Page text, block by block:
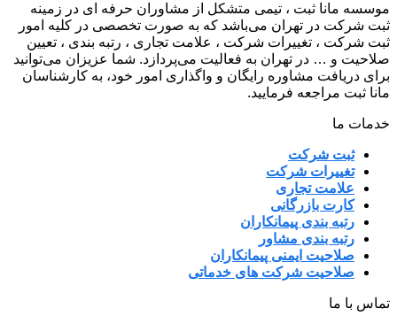
موسسه مانا ثبت ، تیمی متشکل از مشاوران حرفه ای در زمینه
ثبت شرکت در تهران می‌باشد که به صورت تخصصی در کلیه امور
ثبت شرکت ، تغییرات شرکت ، علامت تجاری ، رتبه بندی ، تعیین
صلاحیت و … در تهران به فعالیت می‌پردازد. شما عزیزان می‌توانید
برای دریافت مشاوره رایگان و واگذاری امور خود، به کارشناسان
مانا ثبت مراجعه فرمایید.
خدمات ما
ثبت شرکت
تغییرات شرکت
علامت تجاری
کارت بازرگانی
رتبه بندی پیمانکاران
رتبه بندی مشاور
صلاحیت ایمنی پیمانکاران
صلاحیت شرکت های خدماتی
تماس با ما